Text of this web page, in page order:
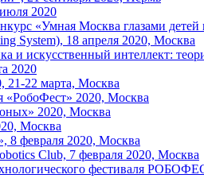
2020
«Умная Москва глазами
System), 18 апреля 2020, Москва
и искусственный интеллект:
2020
21-22 марта, Москва
«РобоФест» 2020, Москва
2020, Москва
Москва
8 февраля 2020, Москва
Club, 7 февраля 2020, Москва
фестиваля